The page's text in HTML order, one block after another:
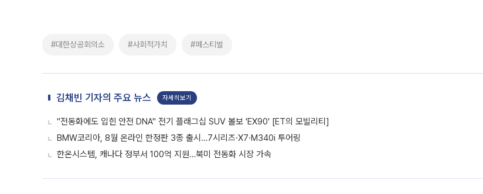
#대한상공회의소 #사회적가치 #페스티벌
김채빈 기자의 주요 뉴스 자세히보기
"전동화에도 입힌 안전 DNA" 전기 플래그십 SUV 볼보 'EX90' [ET의 모빌리티]
BMW코리아, 8월 온라인 한정판 3종 출시…7시리즈·X7·M340i 투어링
한온시스템, 캐나다 정부서 100억 지원…북미 전동화 시장 가속